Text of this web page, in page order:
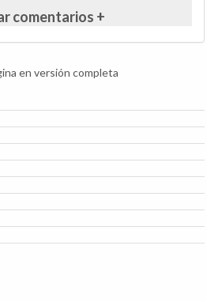
comentarios +
en versión completa